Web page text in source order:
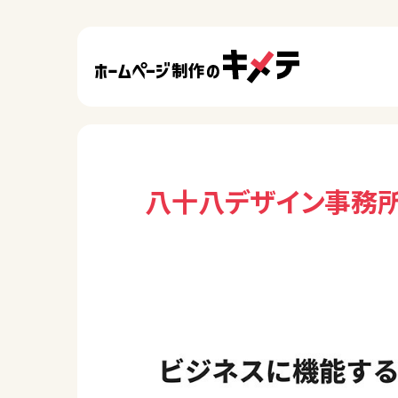
八十八デザイン事務